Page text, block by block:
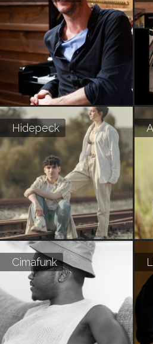
Hidepeck
Cimafunk